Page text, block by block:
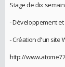
Stage de dix
- Développement et
- Création d'un site
http://